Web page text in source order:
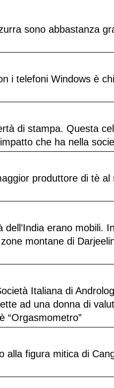
sono abbastanza
i telefoni Windows è
di stampa. Questa
che ha nella
produttore di tè
erano mobili.
montane di
Italiana di
ad una donna di
“Orgasmometro”
alla figura mitica di